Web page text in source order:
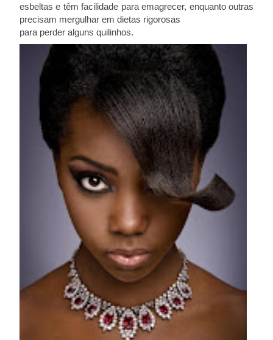
esbeltas e têm facilidade para emagrecer, enquanto outras
precisam mergulhar em dietas rigorosas
para perder alguns quilinhos.